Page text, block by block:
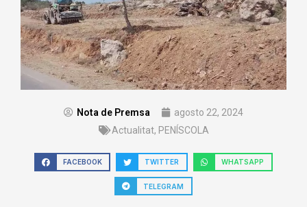
Nota de Premsa
agosto 22, 2024
Actualitat, PENÍSCOLA
FACEBOOK TWITTER WHATSAPP
TELEGRAM